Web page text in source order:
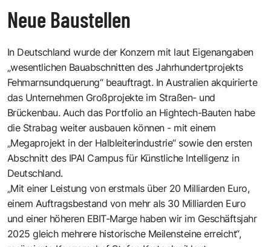
Neue Baustellen
In Deutschland wurde der Konzern mit laut Eigenangaben
„wesentlichen Bauabschnitten des Jahrhundertprojekts
Fehmarnsundquerung“ beauftragt. In Australien akquirierte
das Unternehmen Großprojekte im Straßen- und
Brückenbau. Auch das Portfolio an Hightech-Bauten habe
die Strabag weiter ausbauen können - mit einem
„Megaprojekt in der Halbleiterindustrie“ sowie den ersten
Abschnitt des IPAI Campus für Künstliche Intelligenz in
Deutschland.
„Mit einer Leistung von erstmals über 20 Milliarden Euro,
einem Auftragsbestand von mehr als 30 Milliarden Euro
und einer höheren EBIT-Marge haben wir im Geschäftsjahr
2025 gleich mehrere historische Meilensteine erreicht“,